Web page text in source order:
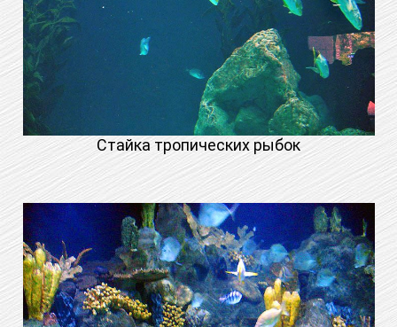
Стайка тропических рыбок